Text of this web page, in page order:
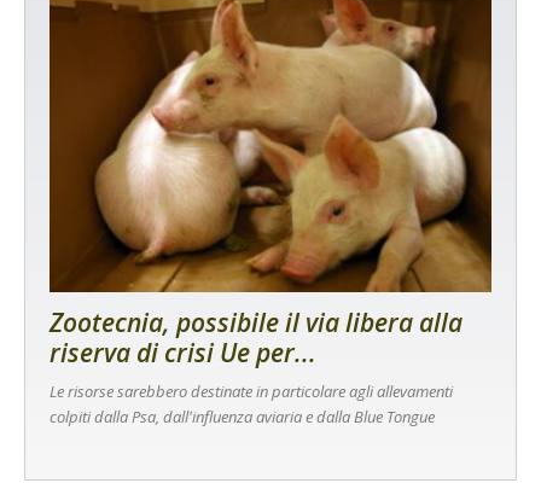
Zootecnia, possibile il via libera alla
riserva di crisi Ue per...
Le risorse sarebbero destinate in particolare agli allevamenti
colpiti dalla Psa, dall'influenza aviaria e dalla Blue Tongue